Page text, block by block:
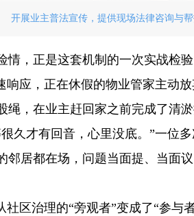
开展业主普法宣传，提供现场法律咨询与
情，正是这套机制的一次实战检
响应，正在休假的物业管家主动
绳，在业主赶回家之前完成了清
久才有回音，心里没底。”一位
邻居都在场，问题当面提、当面
社区治理的“旁观者”变成了“参与